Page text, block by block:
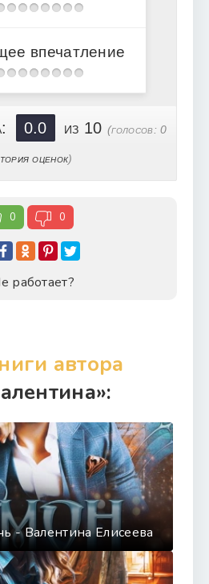
впечатление
0.0 из 10(голосов:0
оценок)
0 0
работает?
автора
- Валентина Елисеева